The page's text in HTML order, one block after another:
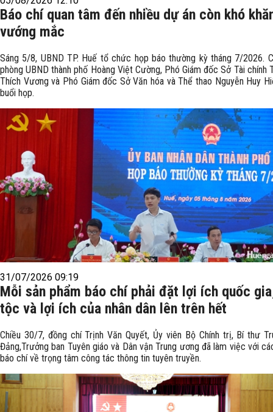
Báo chí quan tâm đến nhiều dự án còn khó
vướng mắc
Sáng 5/8, UBND TP. Huế tổ chức họp báo thường kỳ tháng 7/2026.
phòng UBND thành phố Hoàng Việt Cường, Phó Giám đốc Sở Tài chính
Thích Vương và Phó Giám đốc Sở Văn hóa và Thể thao Nguyễn Huy
buổi họp.
31/07/2026 09:19
Mỗi sản phẩm báo chí phải đặt lợi ích quốc
tộc và lợi ích của nhân dân lên trên hết
Chiều 30/7, đồng chí Trịnh Văn Quyết, Ủy viên Bộ Chính trị, Bí thư
Đảng,Trưởng ban Tuyên giáo và Dân vận Trung ương đã làm việc với
báo chí về trọng tâm công tác thông tin tuyên truyền.